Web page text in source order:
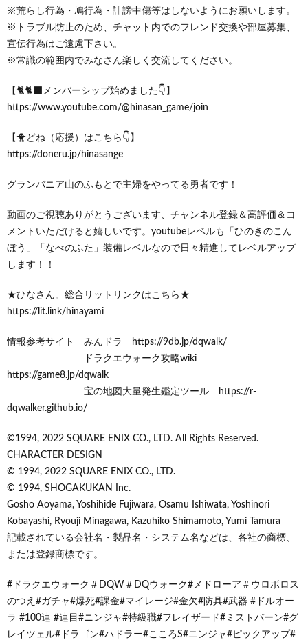
※荒らし行為・鳩行為・誹謗中傷等はしないようにお願いします。
※トラブル防止のため、チャット内でのフレンド交換や部屋募集、
宣伝行為はご遠慮下さい。
※常識の範囲内でみなさん楽しく交流してください。
【🐈🐈‍⬛メンバーシップ始めました👇】
https://www.youtube.com/@hinasan_game/join
【🐥どね（応援）はこちら👇】
https://doneru.jp/hinasange
グランバニア山のふもとで主婦をやってる勇者です！
動画のご視聴ありがとうございます、チャンネル登録＆高評価＆コ
メントいただけると嬉しいです。youtubeレベルも「ひのきのこん
ぼう」「なべのふた」装備レベルなので日々精進してレベルアップ
します！！
★ひなさん。総合リットリンクはこちら★
https://lit.link/hinayami
情報参考サイト みんドラ https://9db.jp/dqwalk/
ドラクエウォーク攻略wiki
https://game8.jp/dqwalk
宝の地図大量発生鑑定ツール https://r-
dqwalker.github.io/
©1994, 2022 SQUARE ENIX CO., LTD. All Rights Reserved.
CHARACTER DESIGN
© 1994, 2022 SQUARE ENIX CO., LTD.
© 1994, SHOGAKUKAN Inc.
Gosho Aoyama, Yoshihide Fujiwara, Osamu Ishiwata, Yoshinori
Kobayashi, Ryouji Minagawa, Kazuhiko Shimamoto, Yumi Tamura
記載されている会社名・製品名・システム名などは、各社の商標、
または登録商標です。
#ドラクエウォーク＃DQW＃DQウォーク#メドローア＃ウロボロス
のつえ#ガチャ#爆死#課金#マイレージ#金欠#防具#武器 #ドルオー
ラ #100連 #連目#ニンジャ#特級職#フレイザード#ミストバーン#グ
レイツェル#ドラゴン#ハドラー#こころS#ニンジャ#ピックアップ#